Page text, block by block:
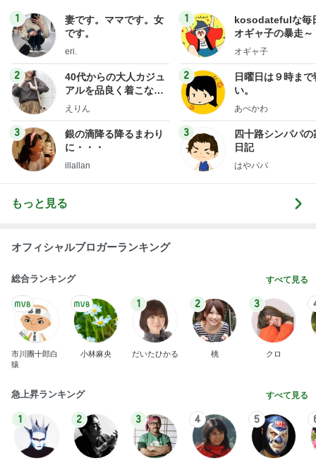
1
妻です。ママです。女
です。
eri.
2
40代からの大人カジュ
アルを品良く着こなす
ファッションブログ
えりん
3
銀の滴降る降るまわり
に・・・
illallan
1
kosodatefulな毎
オギャ子の暴走～
オギャ子
2
日曜日は９時まで
い。
あべかわ
3
四十路シンパパの
日記
はやパパ
もっと見る
オフィシャルブロガーランキング
総合ランキング すべて見る
市川團十郎白
猿
小林麻央
1
だいたひかる
2
桃
3
クロ
急上昇ランキング すべて見る
1 2 3 4 5